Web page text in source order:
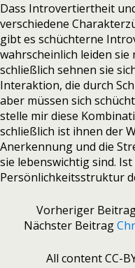
Dass Introvertiertheit
verschiedene
gibt es schüchterne
wahrscheinlich leiden
schließlich sehnen sie
Interaktion, die durch
aber müssen sich
stelle mir diese
schließlich ist ihnen der
Anerkennung und die
sie lebenswichtig sind.
Persönlichkeitsstruktur
Vorheriger
Nächster Beitrag
All content CC-